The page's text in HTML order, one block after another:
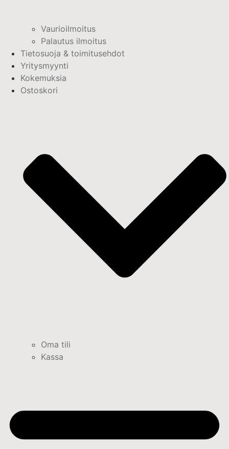
Vaurioilmoitus
Palautus ilmoitus
Tietosuoja & toimitusehdot
Yritysmyynti
Kokemuksia
Ostoskori
Oma tili
Kassa